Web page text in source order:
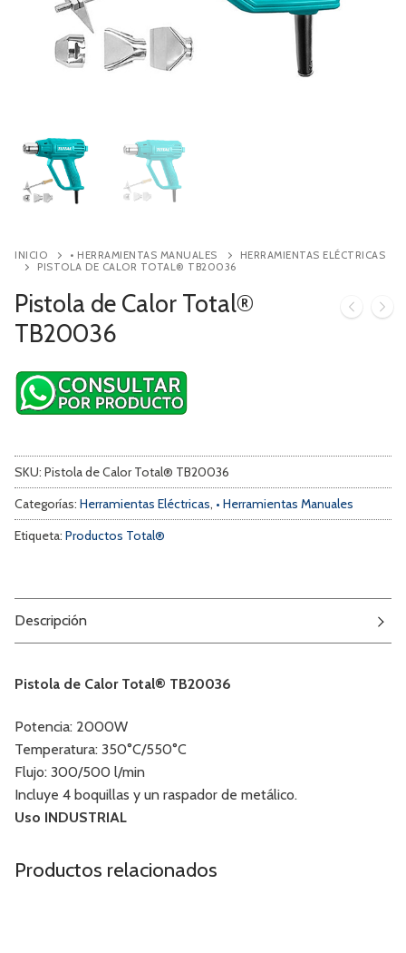
Contacto
Búsqueda
INICIO • HERRAMIENTAS MANUALES
HERRAMIENTAS ELÉCTRICAS
PISTOLA DE CALOR TOTAL® TB20036
Pistola de Calor Total®
TB20036
SKU: Pistola de Calor Total® TB20036
Categorías: Herramientas Eléctricas, • Herramientas Manuales
Etiqueta: Productos Total®
Descripción
Pistola de Calor Total® TB20036
Potencia: 2000W
Temperatura: 350°C/550°C
Flujo: 300/500 l/min
Incluye 4 boquillas y un raspador de metálico.
Uso INDUSTRIAL
Productos relacionados